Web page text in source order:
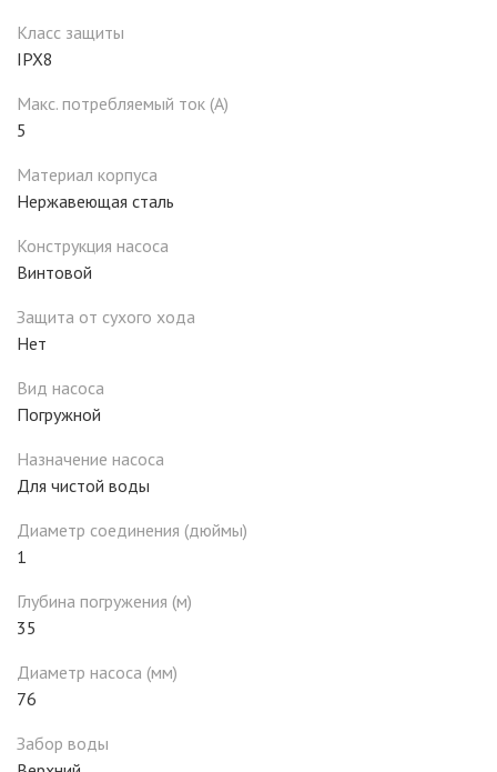
Класс защиты
IPX8
Макс. потребляемый ток (А)
5
Материал корпуса
Нержавеющая сталь
Конструкция насоса
Винтовой
Защита от сухого хода
Нет
Вид насоса
Погружной
Назначение насоса
Для чистой воды
Диаметр соединения (дюймы)
1
Глубина погружения (м)
35
Диаметр насоса (мм)
76
Забор воды